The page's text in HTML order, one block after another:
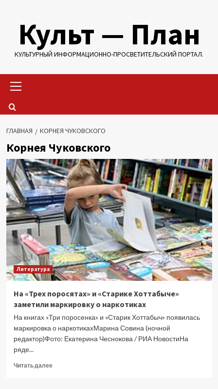
содержимому
Культ — План
КУЛЬТУРНЫЙ ИНФОРМАЦИОННО-ПРОСВЕТИТЕЛЬСКИЙ ПОРТАЛ.
меню
ГЛАВНАЯ КОРНЕЯ ЧУКОВСКОГО
Корнея Чуковского
Литература
На «Трех поросятах» и «Старике Хоттабыче»
заметили маркировку о наркотиках
На книгах «Три поросенка» и «Старик Хоттабыч» появилась
маркировка о наркотикахМарина Совина (ночной
редактор)Фото: Екатерина Чеснокова / РИА НовостиНа
ряде...
Читать далееПрочитать